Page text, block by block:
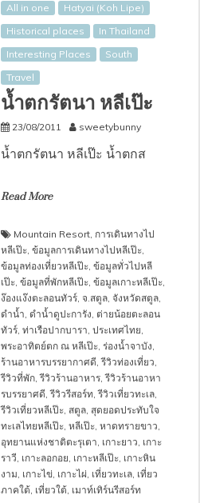
All in one
Hatyai (Koh Lipe)
Historical places
In Thailand
Interesting Places
South
Travel
น้ำตกรัตนา หลีเป๊ะ
23/08/2011 sweetybunny
น้ำตกรัตนา หลีเป๊ะ น้ำตกส
Read More
Mountain Resort การเดินทางไป
หลีเป๊ะ ข้อมูลการเดินทางไปหลีเป๊ะ
ข้อมูลท่องเที่ยวหลีเป๊ะ ข้อมูลทั่วไปหลี
เป๊ะ ข้อมูลที่พักหลีเป๊ะ ข้อมูลเกาะหลีเป๊ะ
ง๊องแง๊งตะลอนทัวร์ จ.สตูล จังหวัดสตูล
ดำน้ำ ดำน้ำดูปะการัง ต่ายน้อยตะลอน
ทัวร์ ท่าเรือปากบารา ประเทศไทย
พระอาทิตย์ตก ณ หลีเป๊ะ ร่องน้ำจาบัง
ร้านอาหารบรรยากาศดี ,รีวิวท่องเที่ยว
รีวิวที่พัก ,รีวิวร้านอาหาร ,รีวิวร้านอาหา
รบรรยาศดี ,รีวิวรีสอร์ท ,รีวิวเที่ยวทะเล
รีวิวเที่ยวหลีเป๊ะ สตูล สุดยอดประทับใจ
ทะเลไทยหลีเป๊ะ หลีเป๊ะ หาดทรายขาว
อุทยานแห่งชาติตะรุเตา เกาะยาว เกาะ
ราวี เกาะลอกอย เกาะหลีเป๊ะ เกาะหิน
งาม เกาะไข่ เกาะไผ่ เที่ยวทะเล เที่ยว
ภาคใต้ เที่ยวใต้ เมาท์เทิร์นรีสอร์ท